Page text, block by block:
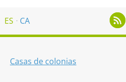
ES CA
Casas de colonias